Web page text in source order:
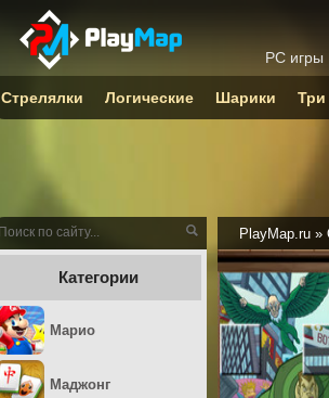
PlayMap.ru »
Категории
Марио
Маджонг
PC игры
Стрелялки Логические Шарики Три